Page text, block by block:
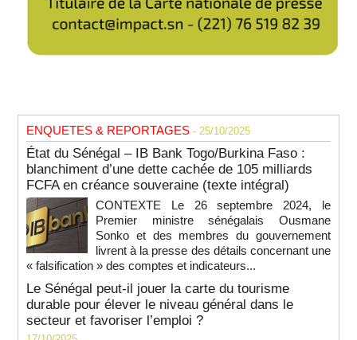
ENQUETES & REPORTAGES - 25/10/2025
État du Sénégal – IB Bank Togo/Burkina Faso :
blanchiment d’une dette cachée de 105 milliards
FCFA en créance souveraine (texte intégral)
CONTEXTE Le 26 septembre 2024, le
Premier ministre sénégalais Ousmane
Sonko et des membres du gouvernement
livrent à la presse des détails concernant une
« falsification » des comptes et indicateurs...
Le Sénégal peut-il jouer la carte du tourisme
durable pour élever le niveau général dans le
secteur et favoriser l’emploi ?